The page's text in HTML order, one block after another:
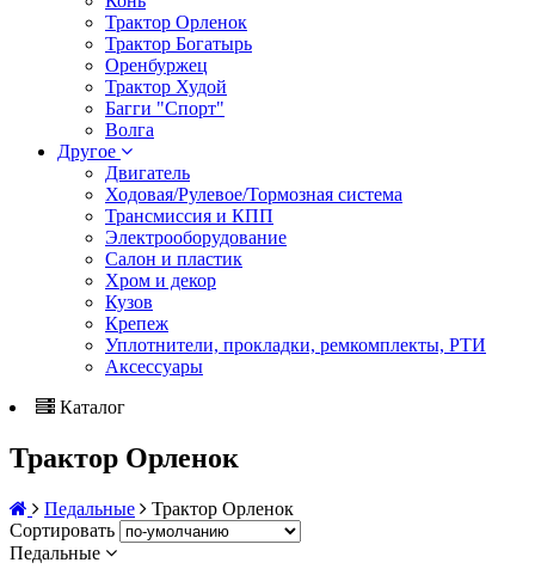
Трактор Орленок
Трактор Богатырь
Оренбуржец
Трактор Худой
Багги "Спорт"
Волга
Другое
Двигатель
Ходовая/Рулевое/Тормозная система
Трансмиссия и КПП
Электрооборудование
Салон и пластик
Хром и декор
Кузов
Крепеж
Уплотнители, прокладки, ремкомплекты, РТИ
Аксессуары
Каталог
Трактор Орленок
Педальные
Трактор Орленок
Сортировать
Педальные